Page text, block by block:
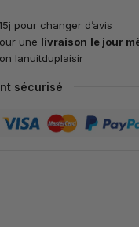
pour changer d’avis
une livraison le jour
lanuitduplaisir
sécurisé